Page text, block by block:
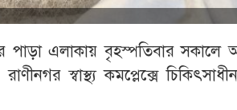
পাড়া এলাকায় বৃহস্পতিবার সকালে
স্বাস্থ্য কমপ্লেক্সে